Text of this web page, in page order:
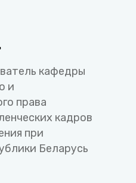
кафедры
и
права
кадров
при
Беларусь